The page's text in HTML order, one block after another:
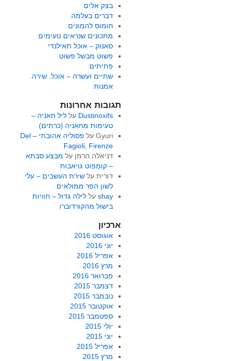
בצק אלים
דברים בעלמה
חומוס להמונים
מתכונים שנראים טעימים
סאנוק – אוכל תאילנדי
פשוט מבשל פשוט
פתיתים
שתיים ועשרה – אוכל. שירה.
אמנות
תגובות אחרונות
Dustinoxifs על ליל חאניה –
טעימות מחאניה (כרתים)
Gyuriעל
פסוליה אהובתי – Del
Fagioli, Firenze
דניאלה הרמן על מבצע סבתא
– קומפוט גויאבות
דוריתעל שירת העשבים – עלי
לשון הפר ממולאים
shayעל לילה גדול – חוויות
בישול מהקורדוברו
ארכיון
אוגוסט 2016
יוני 2016
אפריל 2016
מרץ 2016
פברואר 2016
דצמבר 2015
נובמבר 2015
אוקטובר 2015
ספטמבר 2015
יולי 2015
יוני 2015
אפריל 2015
מרץ 2015